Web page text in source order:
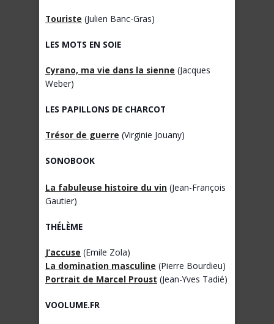
Touriste (Julien Banc-Gras)
LES MOTS EN SOIE
Cyrano, ma vie dans la sienne (Jacques
Weber)
LES PAPILLONS DE CHARCOT
Trésor de guerre (Virginie Jouany)
SONOBOOK
La fabuleuse histoire du vin (Jean-François
Gautier)
THÉLÈME
J’accuse (Emile Zola)
La domination masculine (Pierre Bourdieu)
Portrait de Marcel Proust (Jean-Yves Tadié)
VOOLUME.FR